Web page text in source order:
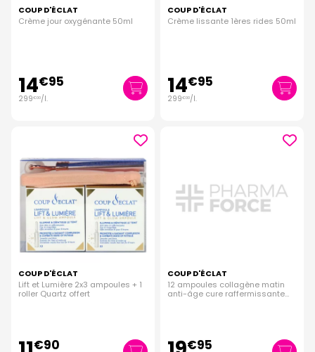
COUP D'ÉCLAT
Crème jour oxygénante 50ml
14€95
299€00/l.
COUP D'ÉCLAT
Crème lissante 1ères rides 50ml
14€95
299€00/l.
COUP D'ÉCLAT
Lift et Lumière 2x3 ampoules + 1
roller Quartz offert
€90
COUP D'ÉCLAT
12 ampoules collagène matin
anti-âge cure raffermissante
€95